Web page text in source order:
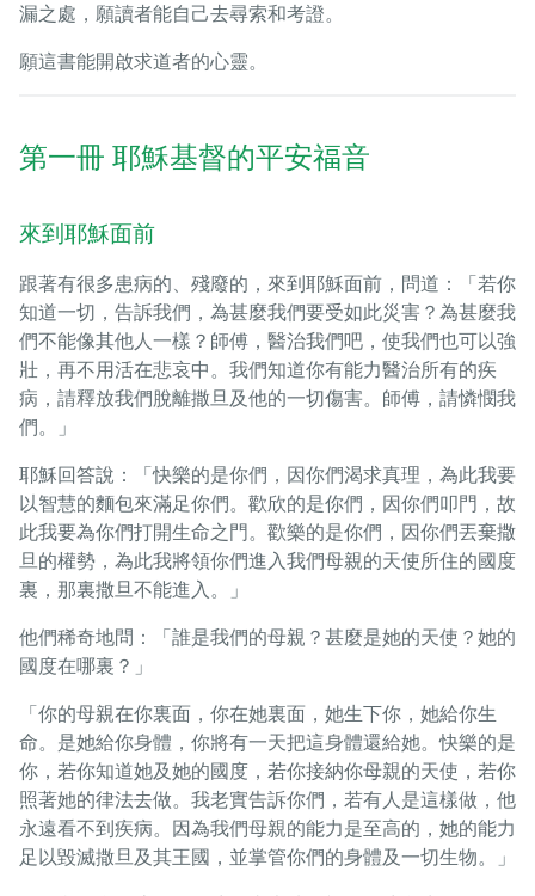
漏之處，願讀者能自己去尋索和考證。
願這書能開啟求道者的心靈。
第一冊 耶穌基督的平安福音
來到耶穌面前
跟著有很多患病的、殘廢的，來到耶穌面前，問道：「若你
知道一切，告訴我們，為甚麼我們要受如此災害？為甚麼我
們不能像其他人一樣？師傅，醫治我們吧，使我們也可以強
壯，再不用活在悲哀中。我們知道你有能力醫治所有的疾
病，請釋放我們脫離撒旦及他的一切傷害。師傅，請憐憫我
們。」
耶穌回答說：「快樂的是你們，因你們渴求真理，為此我要
以智慧的麵包來滿足你們。歡欣的是你們，因你們叩門，故
此我要為你們打開生命之門。歡樂的是你們，因你們丟棄撒
旦的權勢，為此我將領你們進入我們母親的天使所住的國度
裏，那裏撒旦不能進入。」
他們稀奇地問：「誰是我們的母親？甚麼是她的天使？她的
國度在哪裏？」
「你的母親在你裏面，你在她裏面，她生下你，她給你生
命。是她給你身體，你將有一天把這身體還給她。快樂的是
你，若你知道她及她的國度，若你接納你母親的天使，若你
照著她的律法去做。我老實告訴你們，若有人是這樣做，他
永遠看不到疾病。因為我們母親的能力是至高的，她的能力
足以毀滅撒旦及其王國，並掌管你們的身體及一切生物。」